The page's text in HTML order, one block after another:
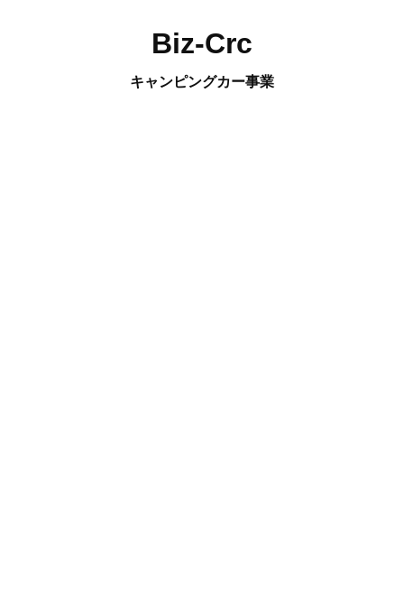
Biz-Crc
キャンピングカー事業